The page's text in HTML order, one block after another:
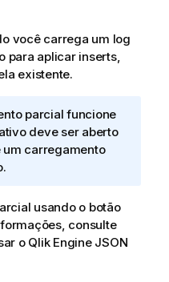
você carrega um log
para aplicar inserts,
existente.
parcial funcione
deve ser aberto
carregamento
usando o botão
consulte
o Qlik Engine JSON